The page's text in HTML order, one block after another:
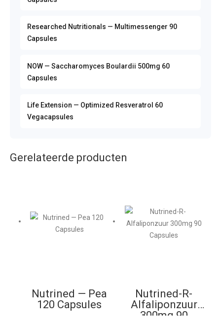
Researched Nutritionals — Multimessenger 90
Capsules
NOW — Saccharomyces Boulardii 500mg 60
Capsules
Life Extension — Optimized Resveratrol 60
Vegacapsules
Gerelateerde producten
Nutrined — Pea
120 Capsules
Nutrined-R-
Alfaliponzuur
300mg 90